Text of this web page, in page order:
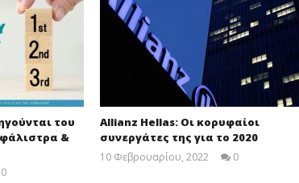
του
&
0
Allianz Hellas: Οι κορυφαίοι
συνεργάτες της για το 2020
10 Φεβρουαρίου, 2022
0